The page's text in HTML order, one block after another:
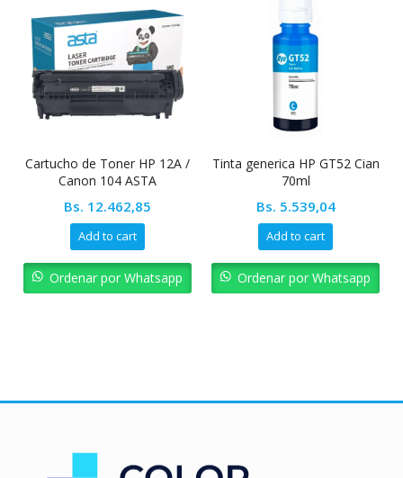
Cartucho de Toner HP 12A /
Canon 104 ASTA
Bs. 12.462,85
Add to cart
Ordenar por Whatsapp
Tinta generica HP GT52 Cian
70ml
Bs. 5.539,04
Add to cart
Ordenar por Whatsapp